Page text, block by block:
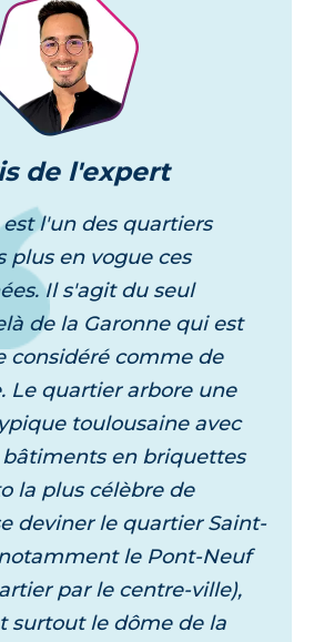
de l'expert
l'un des quartiers
plus en vogue ces
Il s'agit du seul
de la Garonne qui est
considéré comme de
Le quartier arbore une
toulousaine avec
en briquettes
la plus célèbre de
deviner le quartier Saint-
le Pont-Neuf
par le centre-ville),
surtout le dôme de la